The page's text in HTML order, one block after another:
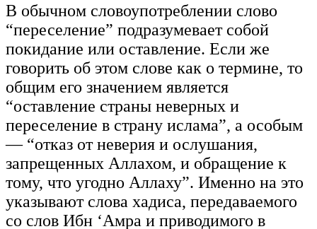
В обычном словоупотреблении слово
“переселение” подразумевает собой
покидание или оставление. Если же
говорить об этом слове как о термине, то
общим его значением является
“оставление страны неверных и
переселение в страну ислама”, а особым
— “отказ от неверия и ослушания,
запрещенных Аллахом, и обращение к
тому, что угодно Аллаху”. Именно на это
указывают слова хадиса, передаваемого
со слов Ибн ‘Амра и приводимого в